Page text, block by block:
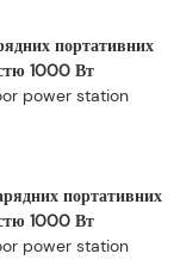
портативних
1000 Вт
портативних
1000 Вт